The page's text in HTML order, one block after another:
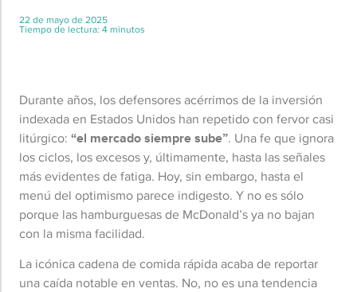
22 de mayo de 2025
Tiempo de lectura: 4 minutos
Durante años, los defensores acérrimos de la inversión
indexada en Estados Unidos han repetido con fervor casi
litúrgico: “el mercado siempre sube”. Una fe que ignora
los ciclos, los excesos y, últimamente, hasta las señales
más evidentes de fatiga. Hoy, sin embargo, hasta el
menú del optimismo parece indigesto. Y no es sólo
porque las hamburguesas de McDonald’s ya no bajan
con la misma facilidad.
La icónica cadena de comida rápida acaba de reportar
una caída notable en ventas. No, no es una tendencia